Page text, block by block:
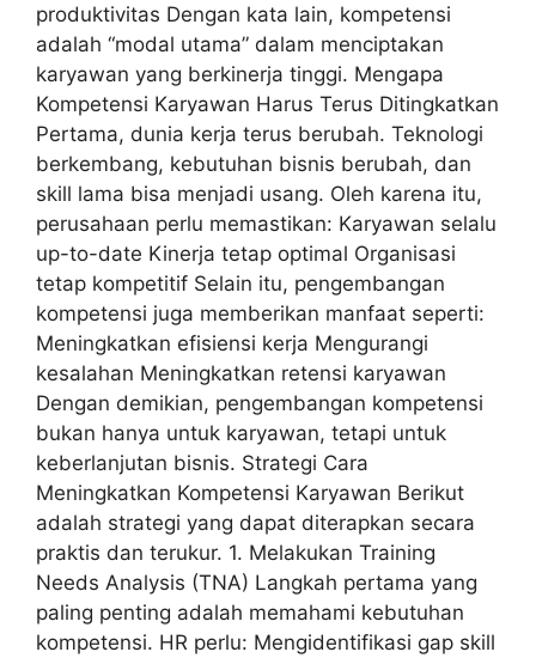
produktivitas Dengan kata lain, kompetensi
adalah “modal utama” dalam menciptakan
karyawan yang berkinerja tinggi. Mengapa
Kompetensi Karyawan Harus Terus Ditingkatkan
Pertama, dunia kerja terus berubah. Teknologi
berkembang, kebutuhan bisnis berubah, dan
skill lama bisa menjadi usang. Oleh karena itu,
perusahaan perlu memastikan: Karyawan selalu
up-to-date Kinerja tetap optimal Organisasi
tetap kompetitif Selain itu, pengembangan
kompetensi juga memberikan manfaat seperti:
Meningkatkan efisiensi kerja Mengurangi
kesalahan Meningkatkan retensi karyawan
Dengan demikian, pengembangan kompetensi
bukan hanya untuk karyawan, tetapi untuk
keberlanjutan bisnis. Strategi Cara
Meningkatkan Kompetensi Karyawan Berikut
adalah strategi yang dapat diterapkan secara
praktis dan terukur. 1. Melakukan Training
Needs Analysis (TNA) Langkah pertama yang
paling penting adalah memahami kebutuhan
kompetensi. HR perlu: Mengidentifikasi gap skill